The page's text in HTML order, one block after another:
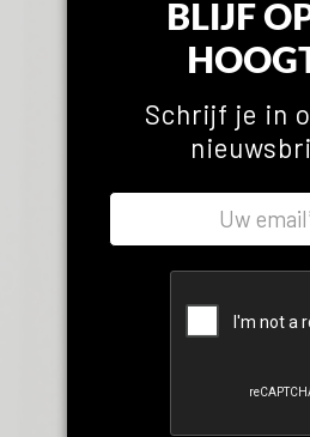
BLIJF
Schrijf je in